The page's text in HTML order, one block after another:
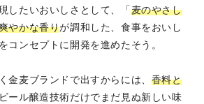
したいおいしさとして、「麦のやさし
やかな香りが調和した、食事をおいし
コンセプトに開発を進めたそう。
金麦ブランドで出すからには、 香料と
ビール醸造技術だけでまだ見ぬ新しい味